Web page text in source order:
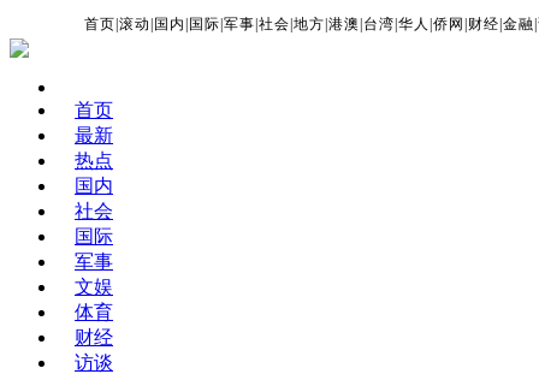
首页 |滚动 国内 国际 |军事 |社会 |地方 |港澳 台湾 |华人 |侨网 财经 |金融 |
首页
最新
热点
国内
社会
国际
军事
文娱
体育
财经
访谈